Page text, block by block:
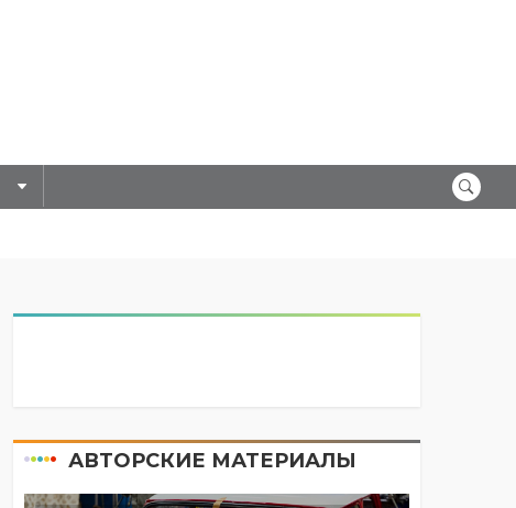
АВТОРСКИЕ МАТЕРИАЛЫ